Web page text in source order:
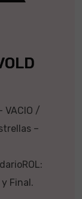
VACIO /
–
Final.